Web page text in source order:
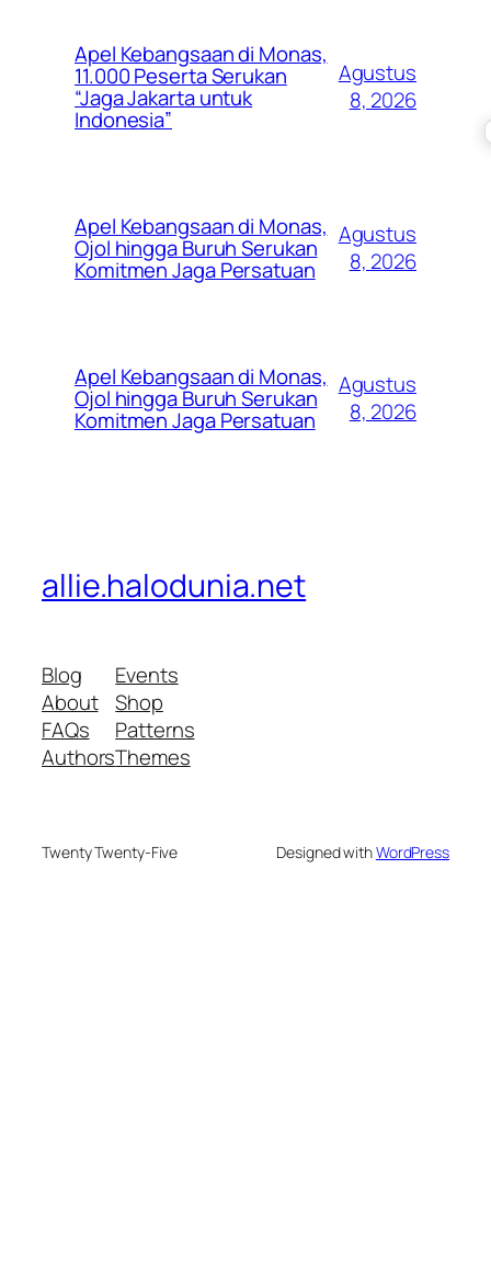
Apel Kebangsaan di Monas,
11.000 Peserta Serukan
“Jaga Jakarta untuk
Indonesia”
Agustus
8, 2026
Apel Kebangsaan di Monas,
Ojol hingga Buruh Serukan
Komitmen Jaga Persatuan
Agustus
8, 2026
Apel Kebangsaan di Monas,
Ojol hingga Buruh Serukan
Komitmen Jaga Persatuan
Agustus
8, 2026
allie.halodunia.net
Blog
About
FAQs
Authors
Events
Shop
Patterns
Themes
Twenty Twenty-Five Designed withWordPress